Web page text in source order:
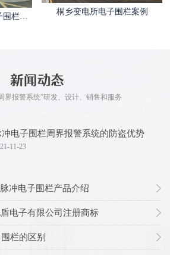
杭州市育才试验学校电子围栏案例
桐乡变电所电子围栏案例
界报警系统”研发、设计、销售和服务
冲电子围栏周界报警系统的防盗优势
11-23
冲电子围栏产品介绍
电子有限公司注册商标
栏的区别